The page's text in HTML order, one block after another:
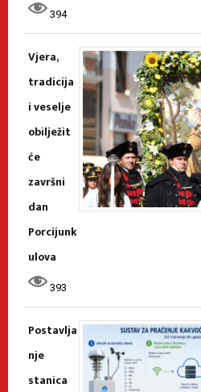
394
Vjera,
tradicija
i veselje
obilježit
će
završni
dan
Porcijunk
ulova
393
Postavlja
nje
stanica